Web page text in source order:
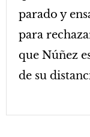
parado y
para
que Núñez
de su